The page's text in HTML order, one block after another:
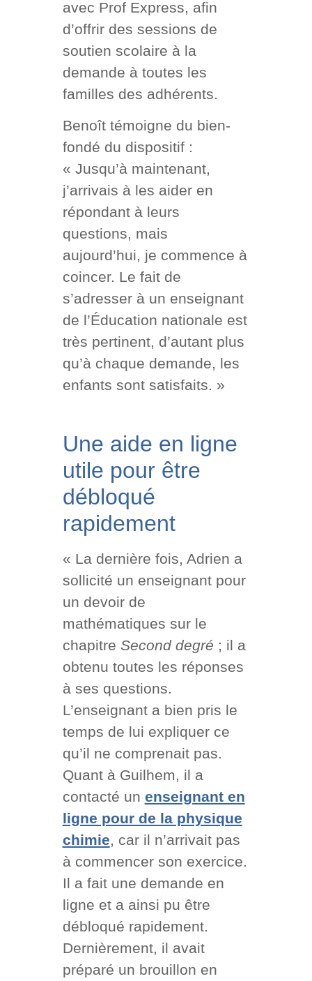
avec Prof Express, afin
d’offrir des sessions de
soutien scolaire à la
demande à toutes les
familles des adhérents.
Benoît témoigne du bien-
fondé du dispositif :
« Jusqu’à maintenant,
j’arrivais à les aider en
répondant à leurs
questions, mais
aujourd’hui, je commence à
coincer. Le fait de
s’adresser à un enseignant
de l’Éducation nationale est
très pertinent, d’autant plus
qu’à chaque demande, les
enfants sont satisfaits. »
Une aide en ligne
utile pour être
débloqué
rapidement
« La dernière fois, Adrien a
sollicité un enseignant pour
un devoir de
mathématiques sur le
chapitre Second degré ; il a
obtenu toutes les réponses
à ses questions.
L’enseignant a bien pris le
temps de lui expliquer ce
qu’il ne comprenait pas.
Quant à Guilhem, il a
contacté un enseignant en
ligne pour de la physique
chimie, car il n’arrivait pas
à commencer son exercice.
Il a fait une demande en
ligne et a ainsi pu être
débloqué rapidement.
Dernièrement, il avait
préparé un brouillon en